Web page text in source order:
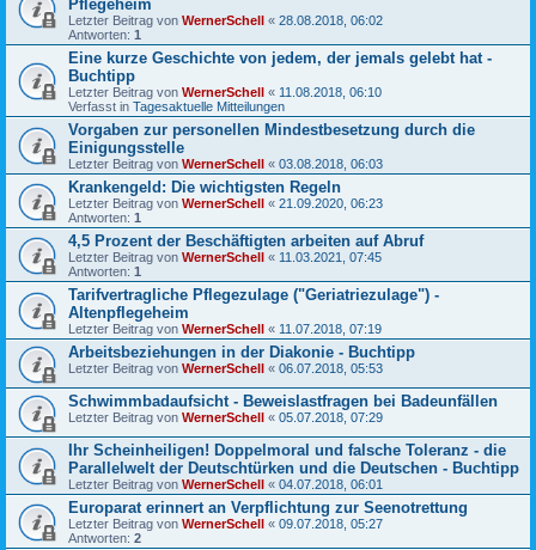
Pflegeheim
Letzter Beitrag von WernerSchell « 28.08.2018, 06:02
Antworten: 1
Eine kurze Geschichte von jedem, der jemals gelebt hat -
Buchtipp
Letzter Beitrag von WernerSchell « 11.08.2018, 06:10
Verfasst in Tagesaktuelle Mitteilungen
Vorgaben zur personellen Mindestbesetzung durch die
Einigungsstelle
Letzter Beitrag von WernerSchell « 03.08.2018, 06:03
Krankengeld: Die wichtigsten Regeln
Letzter Beitrag von WernerSchell « 21.09.2020, 06:23
Antworten: 1
4,5 Prozent der Beschäftigten arbeiten auf Abruf
Letzter Beitrag von WernerSchell « 11.03.2021, 07:45
Antworten: 1
Tarifvertragliche Pflegezulage ("Geriatriezulage") -
Altenpflegeheim
Letzter Beitrag von WernerSchell « 11.07.2018, 07:19
Arbeitsbeziehungen in der Diakonie - Buchtipp
Letzter Beitrag von WernerSchell « 06.07.2018, 05:53
Schwimmbadaufsicht - Beweislastfragen bei Badeunfällen
Letzter Beitrag von WernerSchell « 05.07.2018, 07:29
Ihr Scheinheiligen! Doppelmoral und falsche Toleranz - die
Parallelwelt der Deutschtürken und die Deutschen - Buchtipp
Letzter Beitrag von WernerSchell « 04.07.2018, 06:01
Europarat erinnert an Verpflichtung zur Seenotrettung
Letzter Beitrag von WernerSchell « 09.07.2018, 05:27
Antworten: 2